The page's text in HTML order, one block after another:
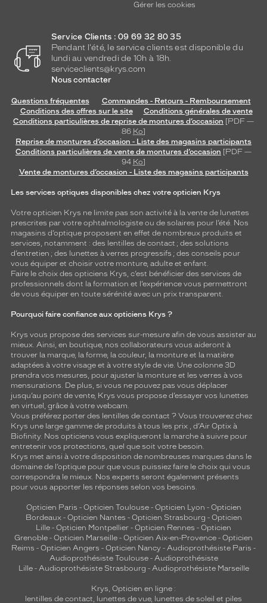
Gérer les cookies
Service Clients : 09 69 32 80 35
Pendant l'été, le service clients est disponible du
lundi au vendredi de 10h à 18h.
serviceclients@krys.com
Nous contacter
Questions fréquentes
Commandes - Retours - Remboursement
Conditions des offres sur le site
Conditions générales de vente
Conditions particulières de reprise de montures d’occasion [PDF —
86 Ko]
Reprise de montures d’occasion - Liste des magasins participants
Conditions particulières de vente de montures d’occasion [PDF —
94 Ko]
Vente de montures d’occasion - Liste des magasins participants
Les services optiques disponibles chez votre opticien Krys
Votre opticien Krys ne limite pas son activité à la vente de lunettes
prescrites par votre ophtalmologiste ou de solaires pour l’été. Nos
magasins d’optique proposent en effet de nombreux produits et
services, notamment : des lentilles de contact ; des solutions
d’entretien ; des lunettes à verres progressifs ; des conseils pour
vous équiper et choisir votre monture, adulte et enfant.
Faire le choix des opticiens Krys, c’est bénéficier des services de
professionnels dont la formation et l’expérience vous permettront
de vous équiper en toute sérénité avec un prix transparent.
Pourquoi faire confiance aux opticiens Krys ?
Krys vous propose des services sur-mesure afin de vous assister au
mieux. Ainsi, en boutique, nos collaborateurs vous aideront à
trouver la marque, la forme, la couleur, la monture et la matière
adaptées à votre visage et à votre style de vie. Une colonne 3D
prendra vos mesures, pour ajuster la monture et les verres à vos
mensurations. De plus, si vous ne pouvez pas vous déplacer
jusqu’au point de vente, Krys vous propose d’essayer vos lunettes
en virtuel, grâce à votre webcam.
Vous préférez porter des lentilles de contact ? Vous trouverez chez
Krys une large gamme de produits à tous les prix , d’Air Optix à
Biofinity. Nos opticiens vous expliqueront la marche à suivre pour
entretenir vos protections, quel que soit votre besoin.
Krys met ainsi à votre disposition de nombreuses marques dans le
domaine de l’optique pour que vous puissiez faire le choix qui vous
correspondra le mieux. Nos experts seront également présents
pour vous apporter les réponses selon vos besoins.
Opticien Paris - Opticien Toulouse- Opticien Lyon - Opticien
Bordeaux- Opticien Nantes - Opticien Strasbourg - Opticien
Lille - Opticien Montpellier - Opticien Rennes - Opticien
Grenoble - Opticien Marseille - Opticien Aix-en-Provence - Opticien
Reims - Opticien Angers - Opticien Nancy - Audioprothésiste Paris -
Audioprothésiste Toulouse- Audioprothésiste
Lille- Audioprothésiste Strasbourg - Audioprothésiste Marseille
Krys, Opticien en ligne :
lentilles de contact, lunettes de vue, lunettes de soleil et piles